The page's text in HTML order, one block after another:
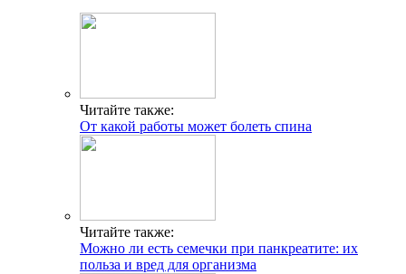
Читайте также:
От какой работы может болеть спина
Читайте также:
Можно ли есть семечки при панкреатите: их
польза и вред для организма